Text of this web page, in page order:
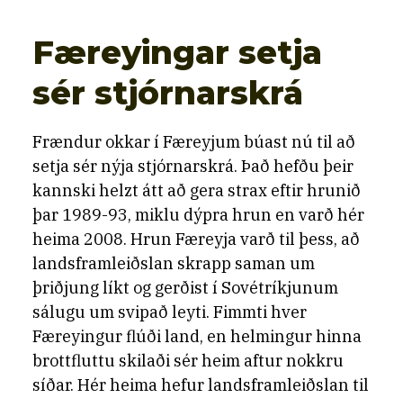
Færeyingar setja
sér stjórnarskrá
Frændur okkar í Færeyjum búast nú til að
setja sér nýja stjórnarskrá. Það hefðu þeir
kannski helzt átt að gera strax eftir hrunið
þar 1989-93, miklu dýpra hrun en varð hér
heima 2008. Hrun Færeyja varð til þess, að
landsframleiðslan skrapp saman um
þriðjung líkt og gerðist í Sovétríkjunum
sálugu um svipað leyti. Fimmti hver
Færeyingur flúði land, en helmingur hinna
brottfluttu skilaði sér heim aftur nokkru
síðar. Hér heima hefur landsframleiðslan til